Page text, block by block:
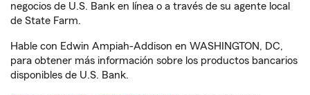
negocios de U.S. Bank en línea o a través de su agente local
de State Farm.
Hable con Edwin Ampiah-Addison en WASHINGTON, DC,
para obtener más información sobre los productos bancarios
disponibles de U.S. Bank.